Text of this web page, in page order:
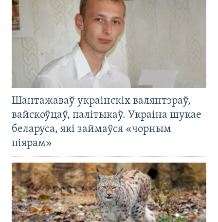
Шантажаваў украінскіх валянтэраў,
вайскоўцаў, палітыкаў. Украіна шукае
беларуса, які займаўся «чорным
піярам»